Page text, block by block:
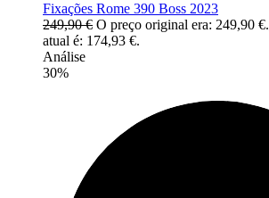
Fixações Rome 390 Boss 2023
249,90€ O preço original era: 249,90 €.
atual é: 174,93 €.
Análise
30%